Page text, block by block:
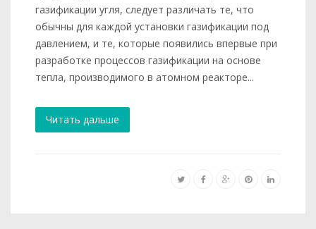
газификации угля, следует различать те, что
обычны для каждой установки газифи­кации под
давлением, и те, которые появились впервые при
разра­ботке процессов газификации на основе
тепла, производимого в атомном реакторе...
Читать дальше